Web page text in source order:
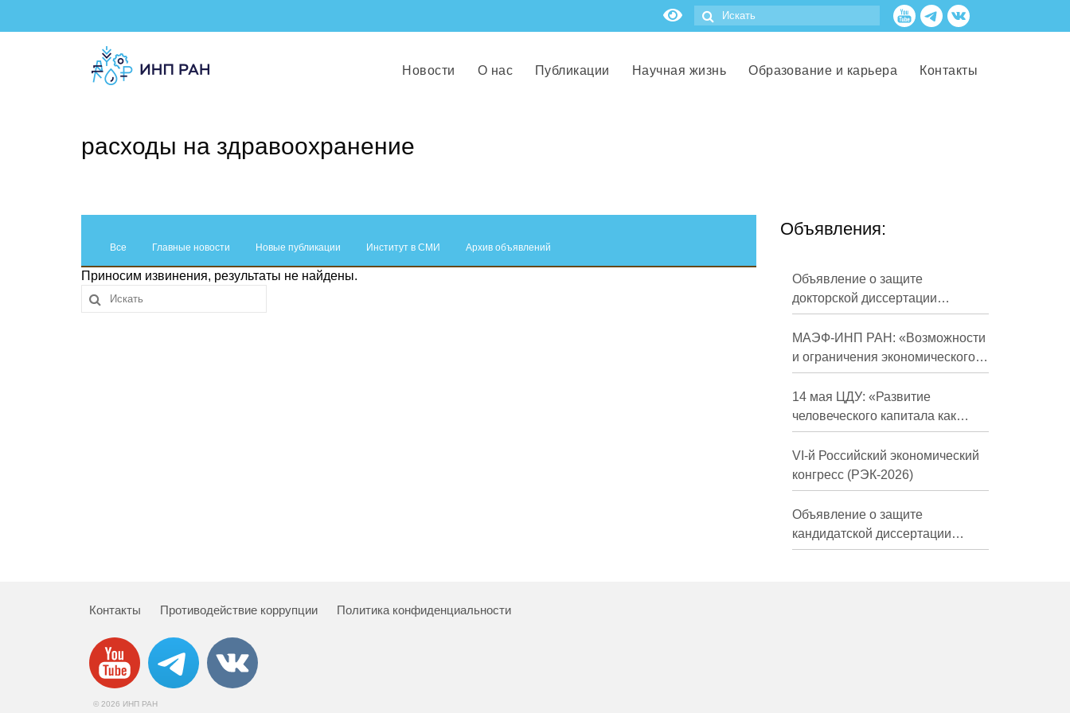
Новости О нас Публикации Научная жизнь Образование и карьера Контакты
расходы на здравоохранение
Все Главные новости Новые публикации Институт в СМИ Архив объявлений
Приносим извинения, результаты не найдены.
Объявления:
Объявление о защите
докторской диссертации
Кузнецова Михаила
Евгеньевича
МАЭФ-ИНП РАН: «Возможности
и ограничения экономического
развития России в средне- и
долгосрочной перспективе»
14 мая ЦДУ: «Развитие
человеческого капитала как
фактор экономического роста»
VI-й Российский экономический
конгресс (РЭК-2026)
Объявление о защите
кандидатской диссертации
Трындиной Николь Сергеевны
Контакты Противодействие коррупции Политика конфиденциальности
© 2026 ИНП РАН